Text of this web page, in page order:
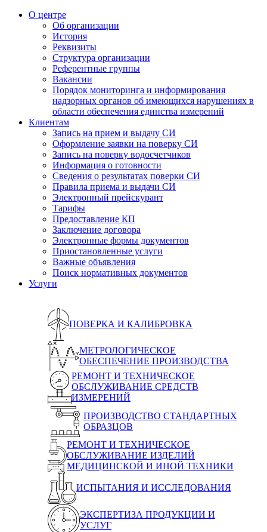
О центре
Об организации
История
Реквизиты
Структура организации
Референтные группы
Вакансии
Порядок мониторинга и информирования
надзорных органов об имеющихся нарушениях в
области обеспечения единства измерений
Клиентам
Запись на прием и выдачу СИ
Оформление заявки на поверку СИ
Запись на поверку водосчетчиков
Информация о готовности
Сведения о результатах поверки СИ
Правила приема и выдачи СИ
Электронный прейскурант
Тарифы
Предоставление КП
Заключение договора
Электронные формы документов
Приостановленные услуги
Важные объявления
Поиск нормативных документов
Услуги
ПОВЕРКА И КАЛИБРОВКА
МЕТРОЛОГИЧЕСКОЕ
ОБЕСПЕЧЕНИЕ ПРОИЗВОДСТВА
РЕМОНТ И ТЕХНИЧЕСКОЕ
ОБСЛУЖИВАНИЕ СРЕДСТВ
ИЗМЕРЕНИЙ
ПРОИЗВОДСТВО СТАНДАРТНЫХ
ОБРАЗЦОВ
РЕМОНТ И ТЕХНИЧЕСКОЕ
ОБСЛУЖИВАНИЕ ИЗДЕЛИЙ
МЕДИЦИНСКОЙ И ИНОЙ ТЕХНИКИ
ИСПЫТАНИЯ И ИССЛЕДОВАНИЯ
ЭКСПЕРТИЗА ПРОДУКЦИИ И
УСЛУГ